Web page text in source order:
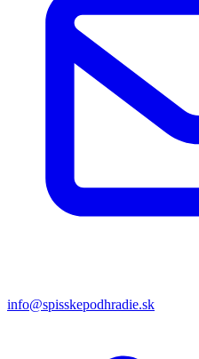
info@spisskepodhradie.sk